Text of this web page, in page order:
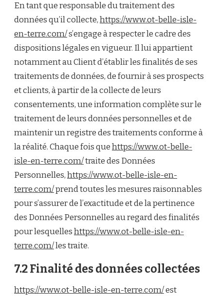
En tant que responsable du traitement des
données qu’il collecte,https://www.ot-belle-isle-
en-terre.com/s’engage à respecter le cadre des
dispositions légales en vigueur. Il lui appartient
notamment au Client d’établir les finalités de ses
traitements de données, de fournir à ses prospects
et clients, à partir de la collecte de leurs
consentements, une information complète sur le
traitement de leurs données personnelles et de
maintenir un registre des traitements conforme à
la réalité. Chaque fois quehttps://www.ot-belle-
isle-en-terre.com/traite des Données
Personnelles,https://www.ot-belle-isle-en-
terre.com/prend toutes les mesures raisonnables
pour s’assurer de l’exactitude et de la pertinence
des Données Personnelles au regard des finalités
pour lesquelleshttps://www.ot-belle-isle-en-
terre.com/les traite.
7.2 Finalité des données collectées
https://www.ot-belle-isle-en-terre.com/est